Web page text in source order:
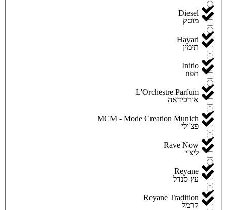
Diesel
Hayari
Initio
L'Orchestre Parfum
MCM - Mode Creation Munich
Rave Now
Reyane
Reyane Tradition
מוסק
תימין
תפוז
אורכידאה
פצ'ולי
ליצ'י
עץ סנדל
קרמל